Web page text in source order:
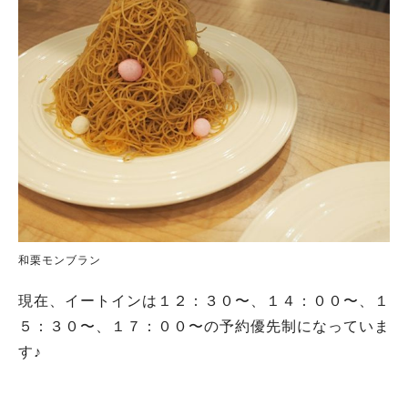
和栗モンブラン
現在、イートインは１２：３０〜、１４：００〜、１
５：３０〜、１７：００〜の予約優先制になっていま
す♪